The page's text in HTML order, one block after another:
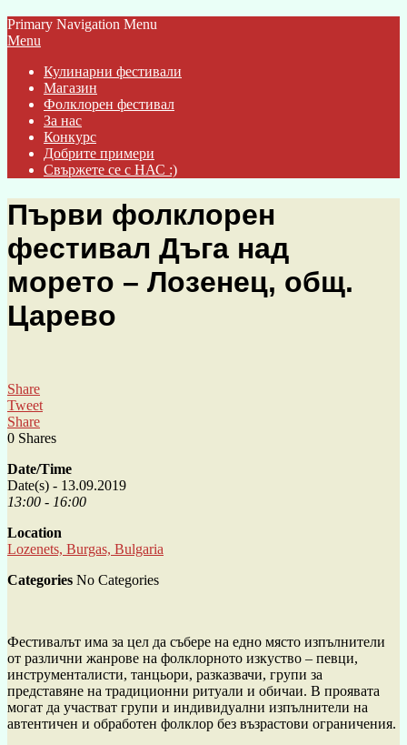
Primary Navigation Menu
Menu
Кулинарни фестивали
Магазин
Фолклорен фестивал
За нас
Конкурс
Добрите примери
Свържете се с НАС :)
Първи фолклорен
фестивал Дъга над
морето – Лозенец, общ.
Царево
Share
Tweet
Share
0 Shares
Date/Time
Date(s) - 13.09.2019
13:00 - 16:00
Location
Lozenets, Burgas, Bulgaria
Categories No Categories
Фестивалът има за цел да събере на едно място изпълнители
от различни жанрове на фолклорното изкуство – певци,
инструменталисти, танцьори, разказвачи, групи за
представяне на традиционни ритуали и обичаи. В проявата
могат да участват групи и индивидуални изпълнители на
автентичен и обработен фолклор без възрастови ограничения.